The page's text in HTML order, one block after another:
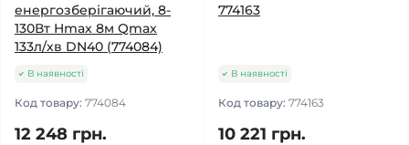
енергозберігаючий, 8-
130Вт Hmax 8м Qmax
133л/хв DN40 (774084)
В наявності
Код товару: 774084
12 248 грн.
774163
В наявності
Код товару: 774163
10 221 грн.